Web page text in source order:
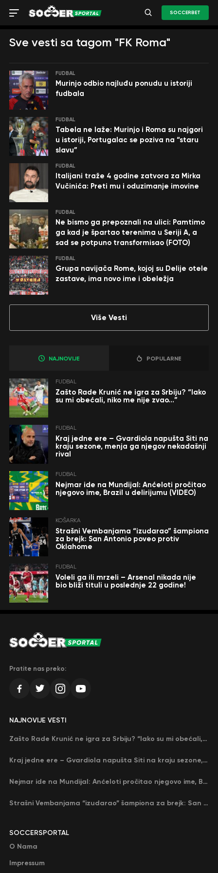
SOCCERBET
Sve vesti sa tagom "FK Roma"
FUDBAL
Murinjo odbio najluđu ponudu u istoriji
fudbala
FUDBAL
Tabela ne laže: Murinjo i Roma su najgori
u istoriji, Portugalac se poziva na “staru
slavu”
FUDBAL
Italijani traže 4 godine zatvora za Mirka
Vučinića: Preti mu i oduzimanje imovine
FUDBAL
Ne bismo ga prepoznali na ulici: Pamtimo
ga kad je špartao terenima u Seriji A, a
sad se potpuno transformisao (FOTO)
FUDBAL
Grupa navijača Rome, kojoj su Delije otele
zastave, ima novo ime i obeležja
Više Vesti
NAJNOVIJE POPULARNE
FUDBAL
Zašto Rade Krunić ne igra za Srbiju? “Iako
su mi obećali, niko me nije zvao…”
FUDBAL
Kraj jedne ere – Gvardiola napušta Siti na
kraju sezone, menja ga njegov nekadašnji
rival
FUDBAL
Nejmar ide na Mundijal: Anćeloti pročitao
njegovo ime, Brazil u delirijumu (VIDEO)
KOŠARKA
Strašni Vembanjama “izudarao” šampiona
za brejk: San Antonio poveo protiv
Oklahome
FUDBAL
Voleli ga ili mrzeli – Arsenal nikada nije
bio bliži tituli u poslednje 22 godine!
Pratite nas preko:
SOCCERSPORTAL
O Nama
Impressum
NAJNOVIJE VESTI
Zašto Rade Krunić ne igra za Srbiju? “Iako su mi obećali, niko me nije zvao…”
Kraj jedne ere – Gvardiola napušta Siti na kraju sezone, menja ga njegov nekadašnji rival
Nejmar ide na Mundijal: Anćeloti pročitao njegovo ime, Brazil u delirijumu (VIDEO)
Strašni Vembanjama “izudarao” šampiona za brejk: San Antonio poveo protiv Oklahome